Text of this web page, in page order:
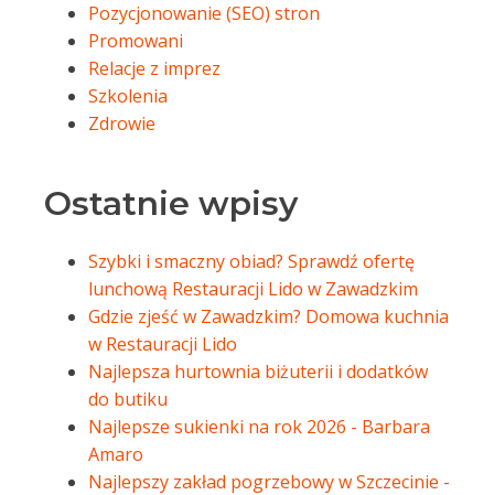
Pozycjonowanie (SEO) stron
Promowani
Relacje z imprez
Szkolenia
Zdrowie
Ostatnie wpisy
Szybki i smaczny obiad? Sprawdź ofertę
lunchową Restauracji Lido w Zawadzkim
Gdzie zjeść w Zawadzkim? Domowa kuchnia
w Restauracji Lido
Najlepsza hurtownia biżuterii i dodatków
do butiku
Najlepsze sukienki na rok 2026 - Barbara
Amaro
Najlepszy zakład pogrzebowy w Szczecinie -